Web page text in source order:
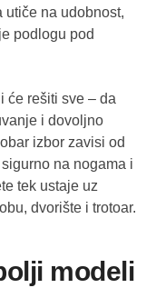
utiče na udobnost,
podlogu pod
će rešiti sve – da
i dovoljno
izbor zavisi od
na nogama i
tek ustaje uz
dvorište i trotoar.
modeli